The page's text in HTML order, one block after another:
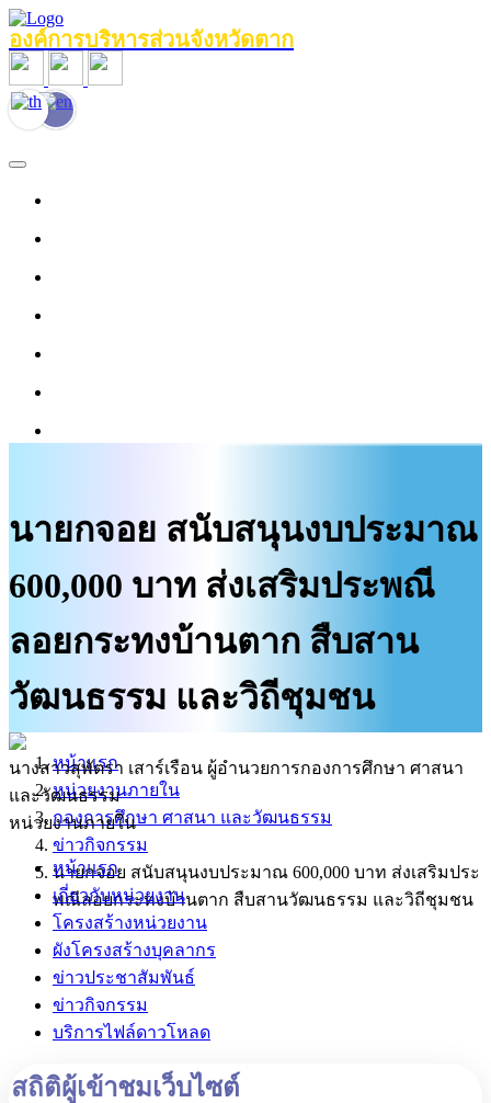
องค์การบริหารส่วนจังหวัดตาก
ติดต่อเรา
ศูนย์ข้อมูลข่าวสารทางราชการ
นายกจอย สนับสนุนงบประมาณ
600,000 บาท ส่งเสริมประพณี
ลอยกระทงบ้านตาก สืบสาน
วัฒนธรรม และวิถีชุมชน
หน้าแรก
หน่วยงานภายใน
กองการศึกษา ศาสนา และวัฒนธรรม
ข่าวกิจกรรม
นายกจอย สนับสนุนงบประมาณ 600,000 บาท ส่งเสริมประ
พณีลอยกระทงบ้านตาก สืบสานวัฒนธรรม และวิถีชุมชน
นางสาวสุพัตรา เสาร์เรือน ผู้อำนวยการกองการศึกษา ศาสนา
และวัฒนธรรม
หน่วยงานภายใน
หน้าแรก
เกี่ยวกับหน่วยงาน
โครงสร้างหน่วยงาน
ผังโครงสร้างบุคลากร
ข่าวประชาสัมพันธ์
ข่าวกิจกรรม
บริการไฟล์ดาวโหลด
สถิติผู้เข้าชมเว็บไซต์